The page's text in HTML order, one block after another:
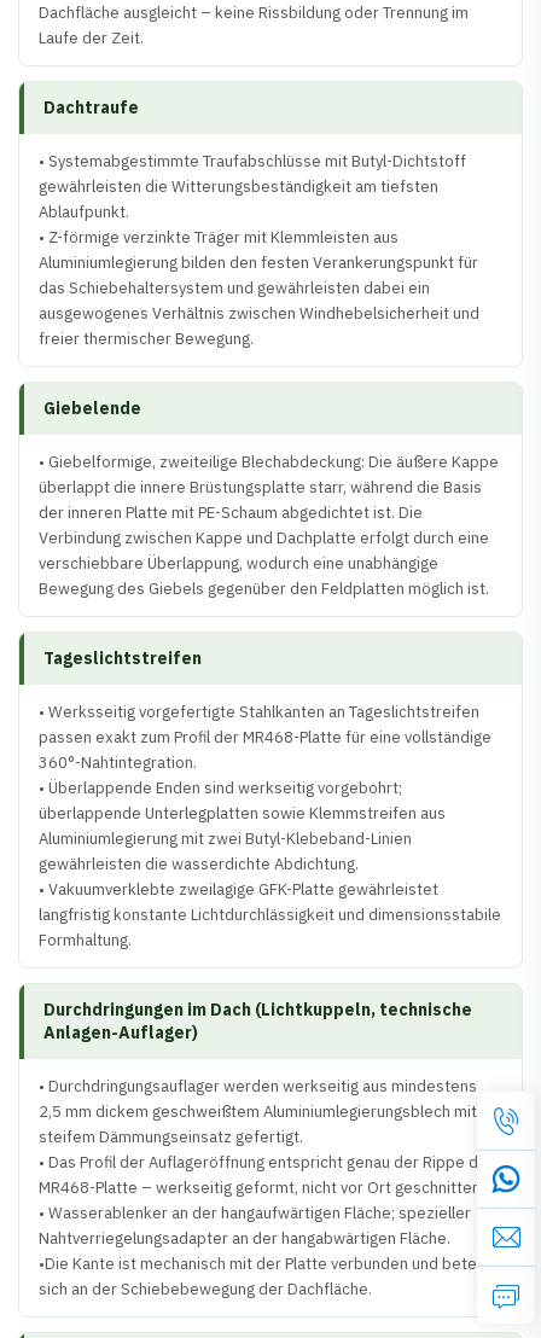
Dachfläche ausgleicht – keine Rissbildung oder Trennung im
Laufe der Zeit.
Dachtraufe
• Systemabgestimmte Traufabschlüsse mit Butyl-Dichtstoff
gewährleisten die Witterungsbeständigkeit am tiefsten
Ablaufpunkt.
• Z-förmige verzinkte Träger mit Klemmleisten aus
Aluminiumlegierung bilden den festen Verankerungspunkt für
das Schiebehaltersystem und gewährleisten dabei ein
ausgewogenes Verhältnis zwischen Windhebelsicherheit und
freier thermischer Bewegung.
Giebelende
• Giebelformige, zweiteilige Blechabdeckung: Die äußere Kappe
überlappt die innere Brüstungsplatte starr, während die Basis
der inneren Platte mit PE-Schaum abgedichtet ist. Die
Verbindung zwischen Kappe und Dachplatte erfolgt durch eine
verschiebbare Überlappung, wodurch eine unabhängige
Bewegung des Giebels gegenüber den Feldplatten möglich ist.
Tageslichtstreifen
• Werksseitig vorgefertigte Stahlkanten an Tageslichtstreifen
passen exakt zum Profil der MR468-Platte für eine vollständige
360°-Nahtintegration.
• Überlappende Enden sind werkseitig vorgebohrt;
überlappende Unterlegplatten sowie Klemmstreifen aus
Aluminiumlegierung mit zwei Butyl-Klebeband-Linien
gewährleisten die wasserdichte Abdichtung.
• Vakuumverklebte zweilagige GFK-Platte gewährleistet
langfristig konstante Lichtdurchlässigkeit und dimensionsstabile
Formhaltung.
Durchdringungen im Dach (Lichtkuppeln, technische
Anlagen-Auflager)
• Durchdringungsauflager werden werkseitig aus mindestens
2,5 mm dickem geschweißtem Aluminiumlegierungsblech mit
steifem Dämmungseinsatz gefertigt.
• Das Profil der Auflageröffnung entspricht genau der Rippe der
MR468-Platte – werkseitig geformt, nicht vor Ort geschnitten.
• Wasserablenker an der hangaufwärtigen Fläche; spezieller
Nahtverriegelungsadapter an der hangabwärtigen Fläche.
•Die Kante ist mechanisch mit der Platte verbunden und beteiligt
sich an der Schiebebewegung der Dachfläche.